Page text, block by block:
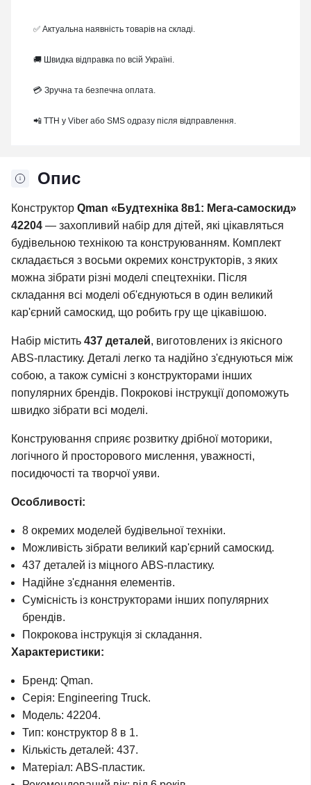
Опис
Конструктор Qman «Будтехніка 8в1: Мега-самоскид»
42204 — захопливий набір для дітей, які цікавляться
будівельною технікою та конструюванням. Комплект
складається з восьми окремих конструкторів, з яких
можна зібрати різні моделі спецтехніки. Після
складання всі моделі об'єднуються в один великий
кар'єрний самоскид, що робить гру ще цікавішою.
Набір містить 437 деталей, виготовлених із якісного
ABS-пластику. Деталі легко та надійно з'єднуються між
собою, а також сумісні з конструкторами інших
популярних брендів. Покрокові інструкції допоможуть
швидко зібрати всі моделі.
Конструювання сприяє розвитку дрібної моторики,
логічного й просторового мислення, уважності,
посидючості та творчої уяви.
Особливості:
8 окремих моделей будівельної техніки.
Можливість зібрати великий кар'єрний самоскид.
437 деталей із міцного ABS-пластику.
Надійне з'єднання елементів.
Сумісність із конструкторами інших популярних
брендів.
Покрокова інструкція зі складання.
Характеристики:
Бренд: Qman.
Серія: Engineering Truck.
Модель: 42204.
Тип: конструктор 8 в 1.
Кількість деталей: 437.
Матеріал: ABS-пластик.
✅ Актуальна наявність товарів на складі.
🚚 Швидка відправка по всій Україні.
💳 Зручна та безпечна оплата.
📲 ТТН у Viber або SMS одразу після відправлення.